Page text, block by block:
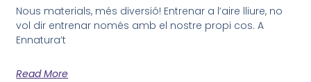
Nous materials, més diversió! Entrenar a l’aire lliure, no
vol dir entrenar només amb el nostre propi cos. A
Ennatura’t
Read More